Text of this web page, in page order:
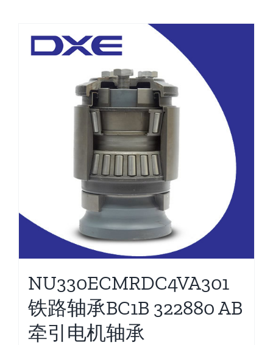
NU330ECMRDC4VA301
铁路轴承BC1B 322880 AB
牵引电机轴承